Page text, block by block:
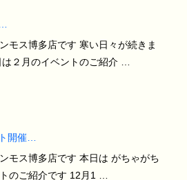
モス博多店です 寒い日々が続きま
２月のイベントのご紹介 …
開催…
モス博多店です 本日は がちゃがち
のご紹介です 12月1 …